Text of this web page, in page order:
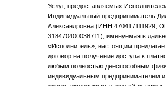
Услуг, предоставляемых
Индивидуальный предприниматель
Александровна (ИНН 470417111929,
318470400038711), именуемая в
«Исполнитель», настоящим
договор на получение доступа к
любым полностью дееспособным
индивидуальным предпринимателем